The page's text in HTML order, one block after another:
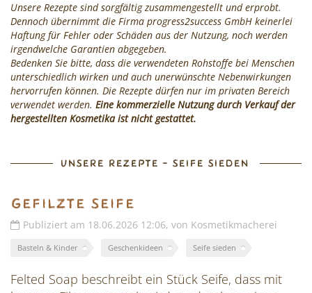
Unsere Rezepte sind sorgfältig zusammengestellt und erprobt.
Dennoch übernimmt die Firma progress2success GmbH keinerlei
Haftung für Fehler oder Schäden aus der Nutzung, noch werden
irgendwelche Garantien abgegeben.
Bedenken Sie bitte, dass die verwendeten Rohstoffe bei Menschen
unterschiedlich wirken und auch unerwünschte Nebenwirkungen
hervorrufen können. Die Rezepte dürfen nur im privaten Bereich
verwendet werden. Eine kommerzielle Nutzung durch Verkauf der
hergestellten Kosmetika ist nicht gestattet.
UNSERE REZEPTE - SEIFE SIEDEN
Gefilzte Seife
Publiziert am 18.06.2026 12:06, von Kosmetikmacherei
Basteln & Kinder Geschenkideen Seife sieden
Felted Soap beschreibt ein Stück Seife, dass mit